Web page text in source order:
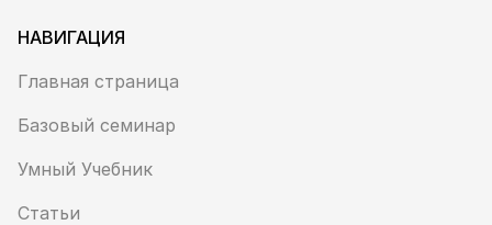
НАВИГАЦИЯ
Главная страница
Базовый семинар
Умный Учебник
Статьи